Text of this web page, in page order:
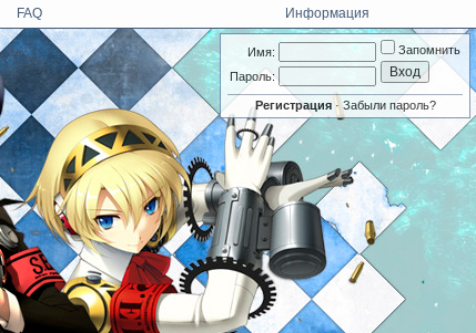
Имя:
Пароль:
Запомнить
Регистрация·Забыли пароль?
FAQ Информация